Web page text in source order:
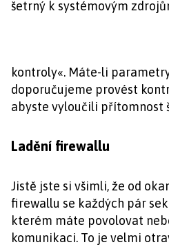
šetrný k systémovým
kontroly«. Máte-li
doporučujeme provést
abyste vyloučili přítomnost
Ladění firewallu
Jistě jste si všimli, že od
firewallu se každých pár
kterém máte povolovat
komunikaci. To je velmi